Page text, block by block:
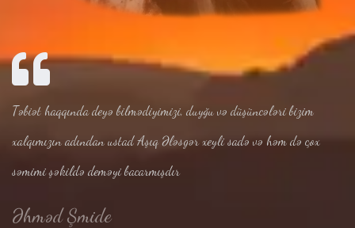
Təbiət haqqında deyə bilmədiyimizi, duyğu və düşüncələri bizim
xalqımızın adından ustad Aşıq Ələsgər xeyli sadə və həm də çox
səmimi şəkildə deməyi bacarmışdır
Əhməd Şmide